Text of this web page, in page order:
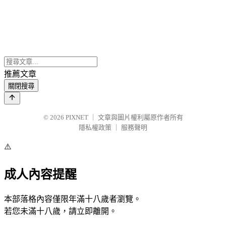
推薦文章
關閉搜尋
© 2026 PIXNET
文章與圖片權利屬原作者所有
隱私權政策
服務聲明
⚠️
成人內容提醒
本部落格內容僅限年滿十八歲者瀏覽。
若您未滿十八歲，請立即離開。